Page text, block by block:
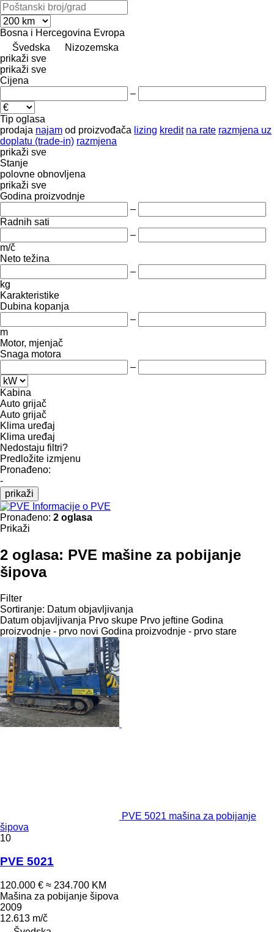
Bosna i Hercegovina Evropa
Švedska
Nizozemska
prikaži sve
prikaži sve
Cijena
–
Tip oglasa
prodaja najam od proizvođača lizing kredit na rate razmjena uz
doplatu (trade-in) razmjena
prikaži sve
Stanje
polovne obnovljena
prikaži sve
Godina proizvodnje
–
Radnih sati
–
m/č
Neto težina
–
kg
Karakteristike
Dubina kopanja
–
m
Motor, mjenjač
Snaga motora
–
Kabina
Auto grijač
Auto grijač
Klima uređaj
Klima uređaj
Nedostaju filtri?
Predložite izmjenu
Pronađeno:
-
prikaži
Informacije o PVE
Pronađeno: 2 oglasa
Prikaži
2 oglasa: PVE mašine za pobijanje
šipova
Filter
Sortiranje: Datum objavljivanja
Datum objavljivanja Prvo skupe Prvo jeftine Godina
proizvodnje - prvo novi Godina proizvodnje - prvo stare
PVE 5021 mašina za pobijanje
šipova
10
PVE 5021
120.000 € ≈ 234.700 KM
Mašina za pobijanje šipova
2009
12.613 m/č